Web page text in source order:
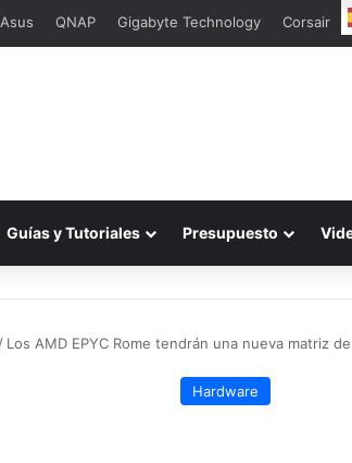
Asus QNAP Gigabyte Technology Corsair
Guías y Tutoriales Presupuesto
/ Los AMD EPYC Rome tendrán una nueva matriz
Hardware